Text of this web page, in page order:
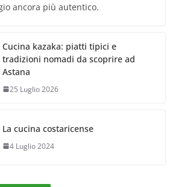
ancora più autentico.
Cucina kazaka: piatti tipici e
tradizioni nomadi da scoprire ad
Astana
25 Luglio 2026
La cucina costaricense
4 Luglio 2024